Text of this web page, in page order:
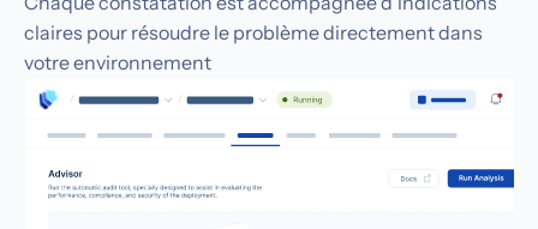
claires pour résoudre le problème directement dans
votre environnement